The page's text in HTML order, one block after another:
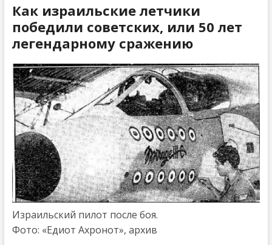
Как израильские летчики
победили советских, или 50 лет
легендарному сражению
Израильский пилот после боя.
Фото: «Едиот Ахронот», архив